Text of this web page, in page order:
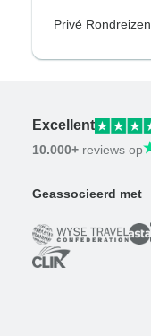
Privé Rondreizen
Excellent
10.000+ reviews op
Geassocieerd met